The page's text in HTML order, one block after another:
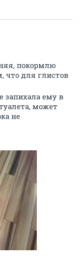
покормлю
что для глистов
запихала ему в
может
не